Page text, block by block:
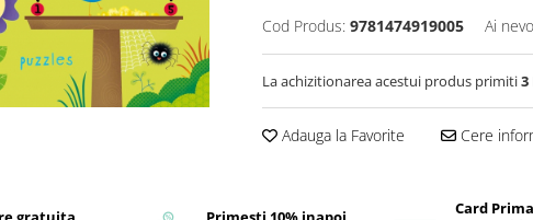
Cod Produs: 9781474919005 Ai
La achizitionarea acestui produs primiti3
Adauga la Favorite Cere
Card